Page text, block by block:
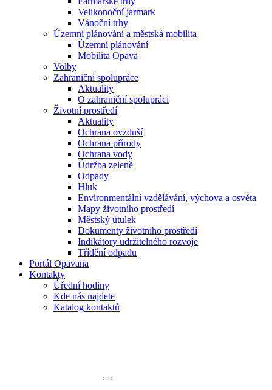
Velikonoční jarmark
Vánoční trhy
Územní plánování a městská mobilita
Územní plánování
Mobilita Opava
Volby
Zahraniční spolupráce
Aktuality
O zahraniční spolupráci
Životní prostředí
Aktuality
Ochrana ovzduší
Ochrana přírody
Ochrana vody
Údržba zeleně
Odpady
Hluk
Environmentální vzdělávání, výchova a osvěta
Mapy životního prostředí
Městský útulek
Dokumenty životního prostředí
Indikátory udržitelného rozvoje
Třídění odpadu
Portál Opavana
Kontakty
Úřední hodiny
Kde nás najdete
Katalog kontaktů